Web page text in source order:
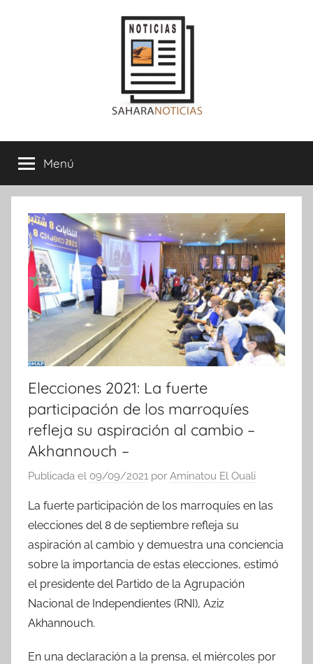
Sahara
Noticias
Menú
Elecciones 2021: La fuerte
participación de los marroquíes
refleja su aspiración al cambio –
Akhannouch –
Publicada el 09/09/2021 por Aminatou El Ouali
La fuerte participación de los marroquíes en las
elecciones del 8 de septiembre refleja su
aspiración al cambio y demuestra una conciencia
sobre la importancia de estas elecciones, estimó
el presidente del Partido de la Agrupación
Nacional de Independientes (RNI), Aziz
Akhannouch.
En una declaración a la prensa, el miércoles por